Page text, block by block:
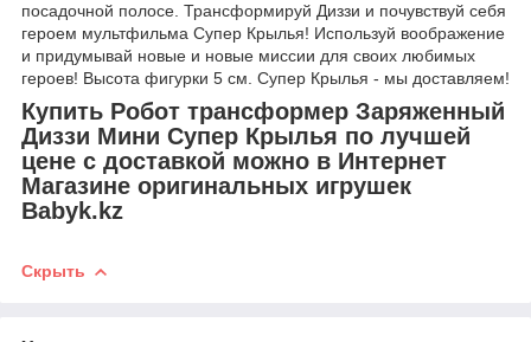
посадочной полосе. Трансформируй Диззи и почувствуй себя
героем мультфильма Супер Крылья! Используй воображение
и придумывай новые и новые миссии для своих любимых
героев! Высота фигурки 5 см. Супер Крылья - мы доставляем!
Купить Робот трансформер Заряженный
Диззи Мини Супер Крылья по лучшей
цене с доставкой можно в Интернет
Магазине оригинальных игрушек
Babyk.kz
Скрыть